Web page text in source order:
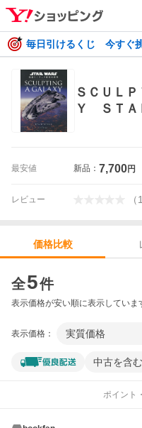
毎日引けるくじ 今すぐ
ＳＣＵＬ
Ｙ ＳＴＡ
画関連の本
最安値 新品： 7,700円
レビュー （
価格比較
全5件
表示価格が安い順に表示していま
表示価格： 実質価格
中古を含む
ポイント